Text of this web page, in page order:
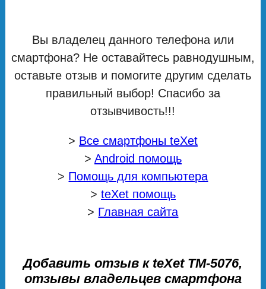
Вы владелец данного телефона или
смартфона? Не оставайтесь равнодушным,
оставьте отзыв и помогите другим сделать
правильный выбор! Спасибо за
отзывчивость!!!
> Все смартфоны teXet
> Android помощь
> Помощь для компьютера
> teXet помощь
> Главная сайта
Добавить отзыв к teXet ТМ-5076,
отзывы владельцев смартфона